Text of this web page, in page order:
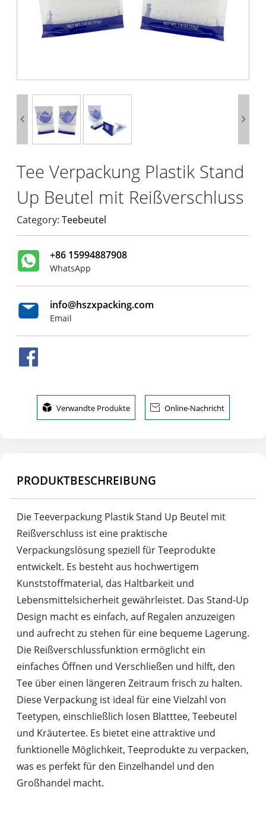
 
Tee Verpackung Plastik Stand
Up Beutel mit Reißverschluss
Category: Teebeutel
+86 15994887908
WhatsApp
info@hszxpacking.com
Email
 Verwandte Produkte  Online-Nachricht
PRODUKTBESCHREIBUNG
Die Teeverpackung Plastik Stand Up Beutel mit
Reißverschluss ist eine praktische
Verpackungslösung speziell für Teeprodukte
entwickelt. Es besteht aus hochwertigem
Kunststoffmaterial, das Haltbarkeit und
Lebensmittelsicherheit gewährleistet. Das Stand-Up
Design macht es einfach, auf Regalen anzuzeigen
und aufrecht zu stehen für eine bequeme Lagerung.
Die Reißverschlussfunktion ermöglicht ein
einfaches Öffnen und Verschließen und hilft, den
Tee über einen längeren Zeitraum frisch zu halten.
Diese Verpackung ist ideal für eine Vielzahl von
Teetypen, einschließlich losen Blatttee, Teebeutel
und Kräutertee. Es bietet eine attraktive und
funktionelle Möglichkeit, Teeprodukte zu verpacken,
was es perfekt für den Einzelhandel und den
Großhandel macht.